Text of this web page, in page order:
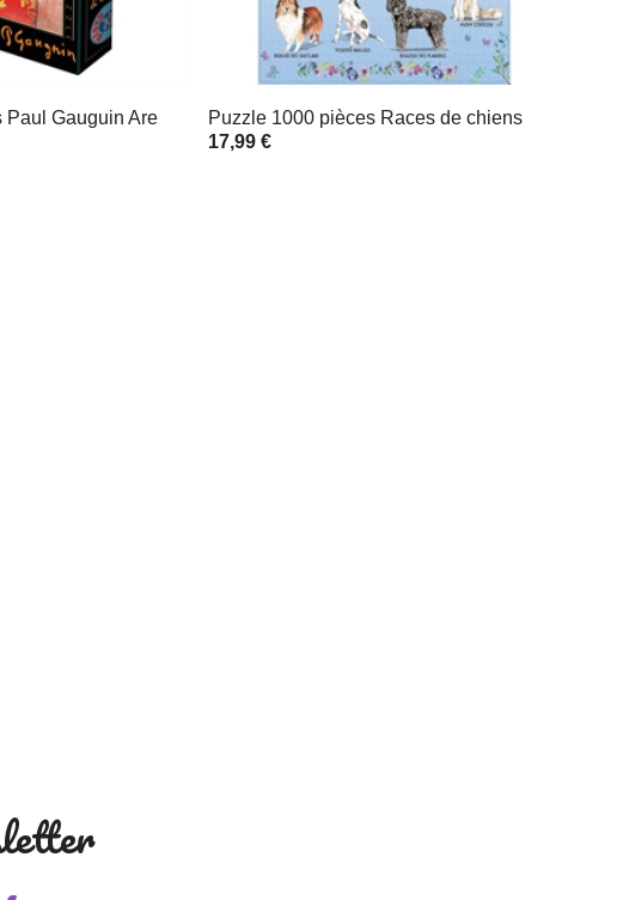
Paul Gauguin Are
Puzzle 1000 pièces Races de chiens
17,99 €